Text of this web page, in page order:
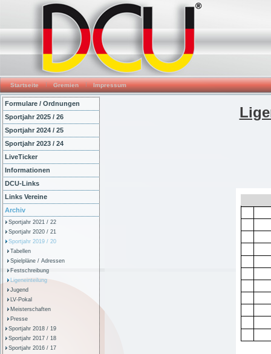
Startseite Gremien Impressum
Formulare / Ordnungen
Sportjahr 2025 / 26
Sportjahr 2024 / 25
Sportjahr 2023 / 24
LiveTicker
Informationen
DCU-Links
Links Vereine
Archiv
Sportjahr 2021 / 22
Sportjahr 2020 / 21
Sportjahr 2019 / 20
Tabellen
Spielpläne / Adressen
Festschreibung
Ligeneinteilung
Jugend
LV-Pokal
Meisterschaften
Presse
Sportjahr 2018 / 19
Sportjahr 2017 / 18
Sportjahr 2016 / 17